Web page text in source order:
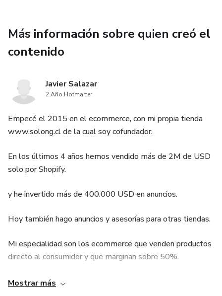
Más información sobre quien creó el
contenido
Javier Salazar
2 Año Hotmarter
Empecé el 2015 en el ecommerce, con mi propia tienda
www.solong.cl de la cual soy cofundador.
En los últimos 4 años hemos vendido más de 2M de USD
solo por Shopify.
y he invertido más de 400.000 USD en anuncios.
Hoy también hago anuncios y asesorías para otras tiendas.
Mi especialidad son los ecommerce que venden productos
directo al consumidor y que marginan sobre 50%.
Si este es tu caso, bienvenido al mundo de las estrategias
Mostrar más